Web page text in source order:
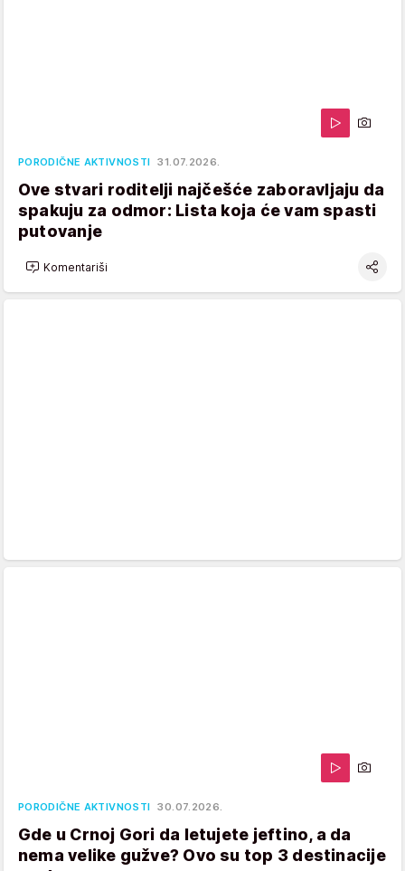
PORODIČNE AKTIVNOSTI 31.07.2026.
Ove stvari roditelji najčešće zaboravljaju da
spakuju za odmor: Lista koja će vam spasti
putovanje
Komentariši
PORODIČNE AKTIVNOSTI 30.07.2026.
Gde u Crnoj Gori da letujete jeftino, a da
nema velike gužve? Ovo su top 3 destinacije